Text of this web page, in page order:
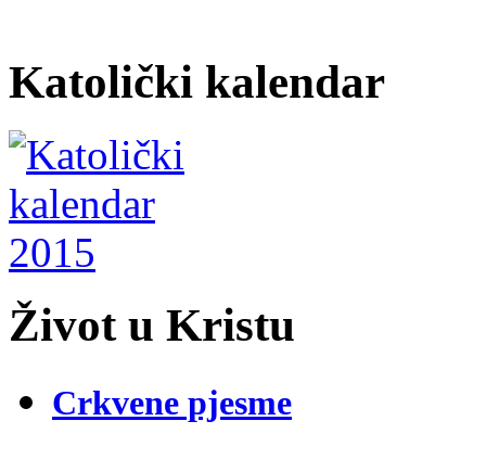
Katolički kalendar
Život u Kristu
Crkvene pjesme